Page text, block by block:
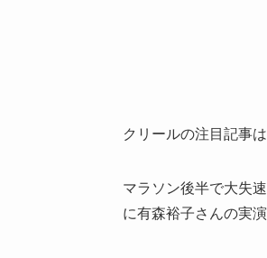
クリールの注目記事
マラソン後半で大失
に有森裕子さんの実